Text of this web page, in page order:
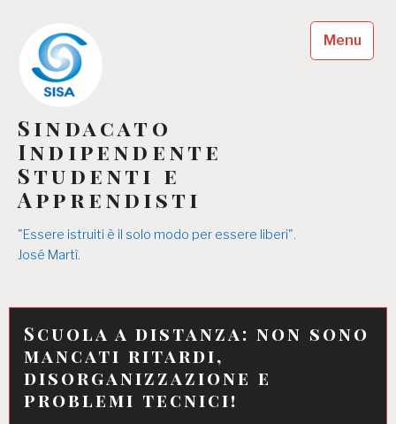
content
Sindacato
Indipendente
Studenti e
Apprendisti
"Essere istruiti è il solo modo per essere liberi".
José Martì.
Menu
Scuola a distanza: non sono
mancati ritardi,
disorganizzazione e
problemi tecnici!